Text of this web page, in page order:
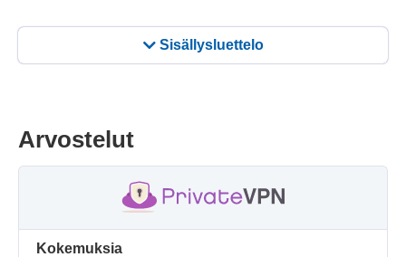
Sisällysluettelo
Arvostelut
Kokemuksia